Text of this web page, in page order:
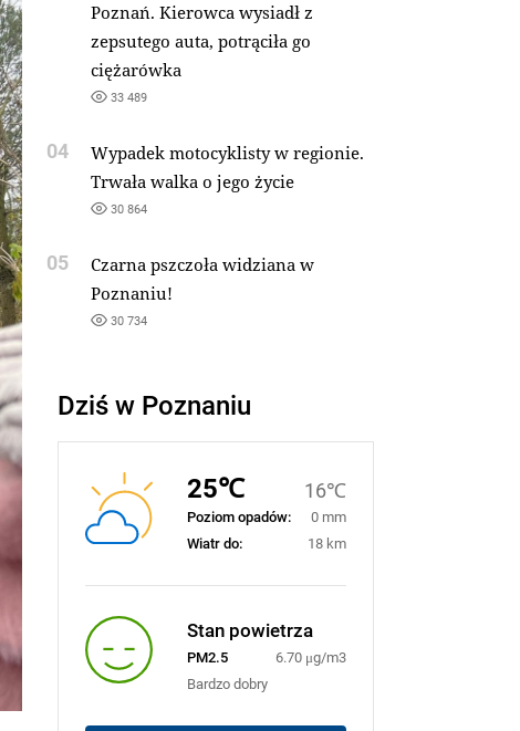
Poznań. Kierowca wysiadł z
zepsutego auta, potrąciła go
ciężarówka
33 489
04
Wypadek motocyklisty w regionie.
Trwała walka o jego życie
30 864
05
Czarna pszczoła widziana w
Poznaniu!
30 734
Dziś w Poznaniu
25℃ 16℃
Poziom opadów:
0 mm
Wiatr do:
18 km
Stan powietrza
PM2.5
6.70 μg/m3
Bardzo dobry